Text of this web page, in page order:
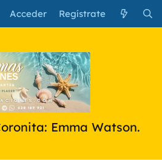
Acceder Regístrate
Emma Watson.